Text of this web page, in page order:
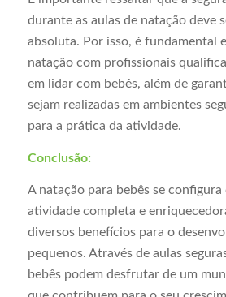
durante as aulas de natação deve
absoluta. Por isso, é fundamental
natação com profissionais
em lidar com bebês, além de
sejam realizadas em ambientes
para a prática da atividade.
Conclusão:
A natação para bebês se configura
atividade completa e
diversos benefícios para o
pequenos. Através de aulas
bebês podem desfrutar de um